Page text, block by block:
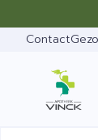
Contact